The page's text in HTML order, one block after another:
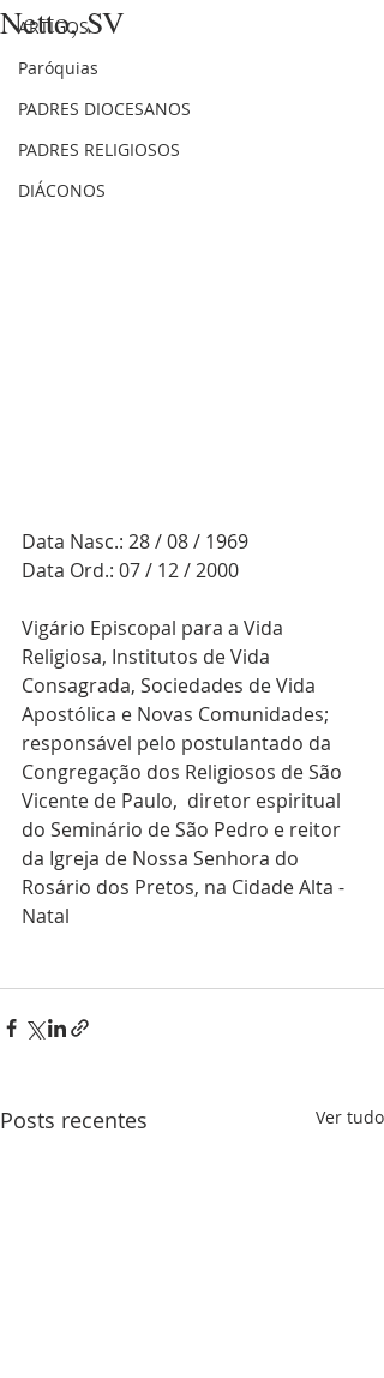
ARTIGOS
Paróquias
PADRES DIOCESANOS
PADRES RELIGIOSOS
DIÁCONOS
Netto, SV
Data Nasc.: 28 / 08 / 1969
Data Ord.: 07 / 12 / 2000
Vigário Episcopal para a Vida
Religiosa, Institutos de Vida
Consagrada, Sociedades de Vida
Apostólica e Novas Comunidades;
responsável pelo postulantado da
Congregação dos Religiosos de São
Vicente de Paulo,  diretor espiritual
do Seminário de São Pedro e reitor
da Igreja de Nossa Senhora do
Rosário dos Pretos, na Cidade Alta -
Natal
Posts recentes Ver tudo